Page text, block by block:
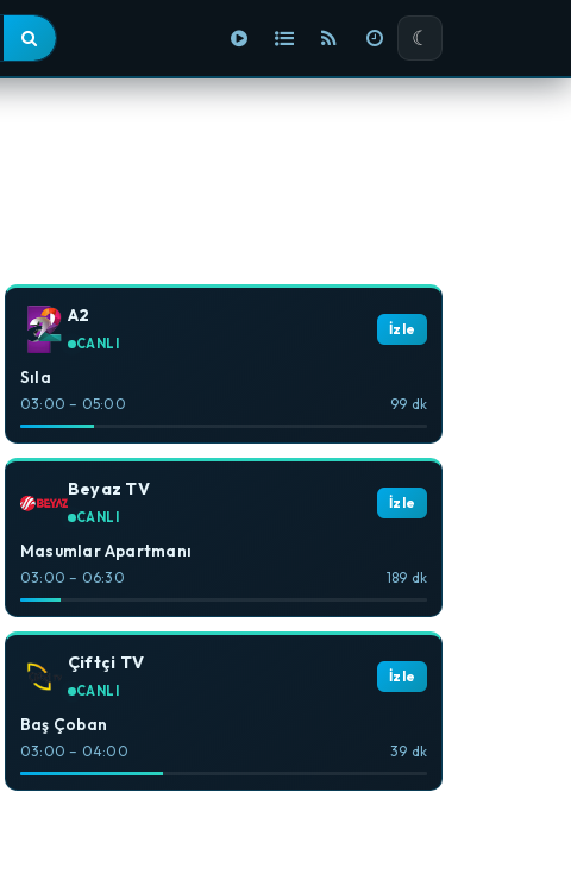
☾
A2
CANLI
İzle
Sıla
03:00 – 05:00 99 dk
Beyaz TV
CANLI
İzle
Masumlar Apartmanı
03:00 – 06:30 189 dk
Çiftçi TV
CANLI
İzle
Baş Çoban
03:00 – 04:00 39 dk